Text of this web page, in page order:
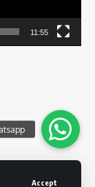
Accept
11:55